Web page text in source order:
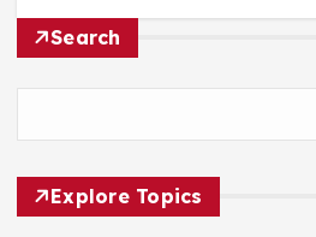
Search
Explore Topics